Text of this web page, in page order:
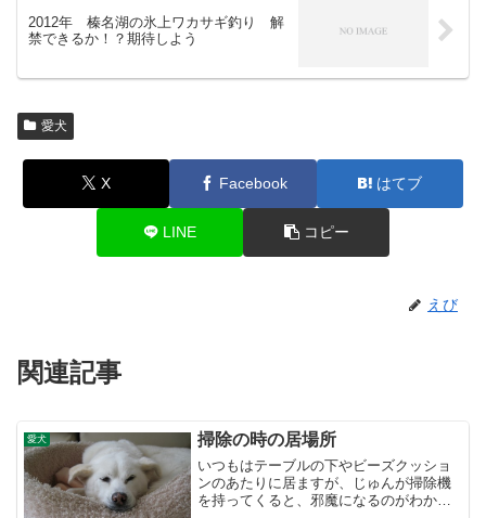
2012年 榛名湖の氷上ワカサギ釣り 解
禁できるか！？期待しよう
愛犬
X Facebook はてブ
LINE コピー
えび
関連記事
愛犬 掃除の時の居場所
いつもはテーブルの下やビーズクッショ
ンのあたりに居ますが、じゅんが掃除機
を持ってくると、邪魔になるのがわかる